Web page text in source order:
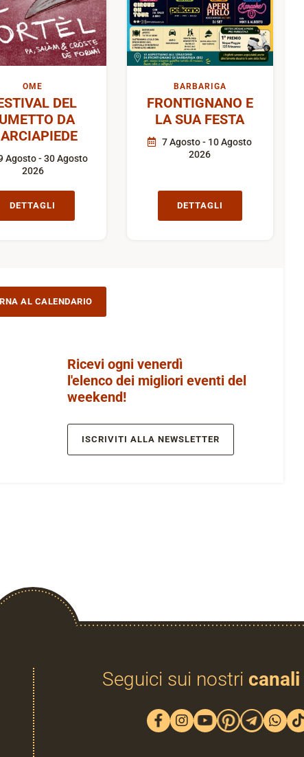
OME
DEL
DA
Agosto - 30 Agosto
2026
DETTAGLI
BARBARIGA
FRONTIGNANO E
LA SUA FESTA
7 Agosto - 10 Agosto
2026
DETTAGLI
AL CALENDARIO
Ricevi ogni venerdì
l'elenco dei migliori eventi del
weekend!
ISCRIVITI ALLA NEWSLETTER
Seguici sui nostri